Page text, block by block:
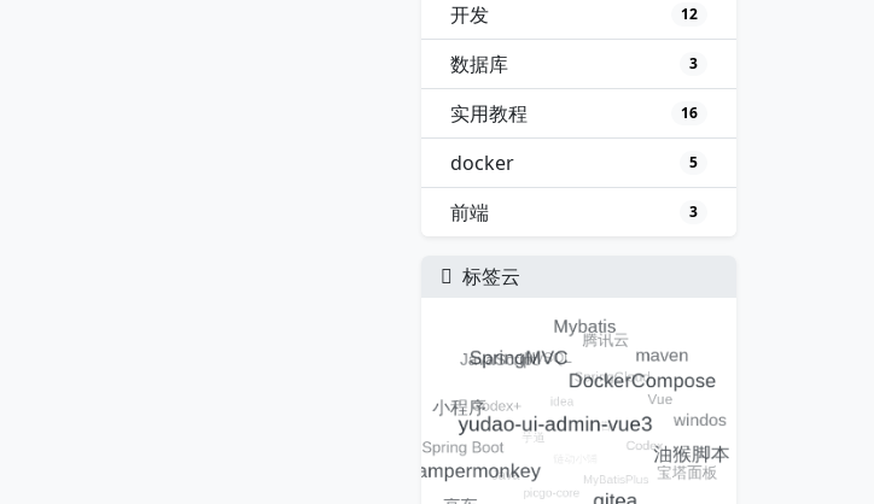
开发 12
数据库 3
实用教程 16
docker 5
前端 3
标签云